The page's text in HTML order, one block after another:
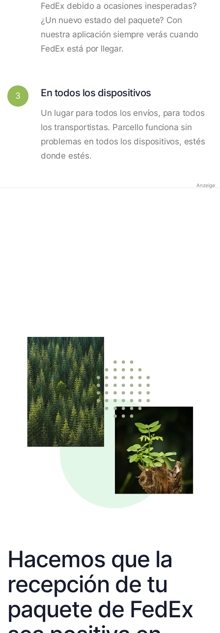
FedEx debido a ocasiones inesperadas?
¿Un nuevo estado del paquete? Con
nuestra aplicación siempre verás cuando
FedEx está por llegar.
3 En todos los dispositivos
Un lugar para todos los envíos, para todos
los transportistas. Parcello funciona sin
problemas en todos los dispositivos, estés
donde estés.
Anzeige
Hacemos que la
recepción de tu
paquete de FedEx